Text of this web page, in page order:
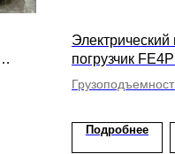
погрузчик
АКБ, высота
Подробнее